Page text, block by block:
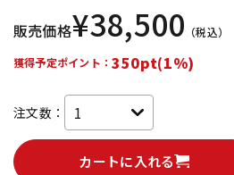
販売価格¥38,500 （税込）
獲得予定ポイント：350pt(1%)
注文数：
カートに入れる